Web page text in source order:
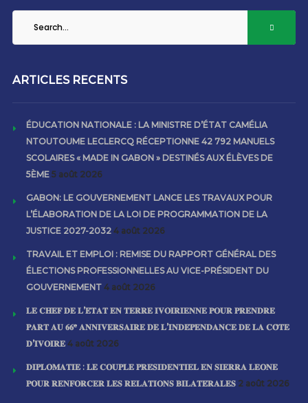
ARTICLES RECENTS
ÉDUCATION NATIONALE : LA MINISTRE D’ÉTAT CAMÉLIA
NTOUTOUME LECLERCQ RÉCEPTIONNE 42 792 MANUELS
SCOLAIRES « MADE IN GABON » DESTINÉS AUX ÉLÈVES DE
5ÈME 5 août 2026
GABON: LE GOUVERNEMENT LANCE LES TRAVAUX POUR
L’ÉLABORATION DE LA LOI DE PROGRAMMATION DE LA
JUSTICE 2027-2032 4 août 2026
TRAVAIL ET EMPLOI : REMISE DU RAPPORT GÉNÉRAL DES
ÉLECTIONS PROFESSIONNELLES AU VICE-PRÉSIDENT DU
GOUVERNEMENT 4 août 2026
𝐋𝐄 𝐂𝐇𝐄𝐅 𝐃𝐄 𝐋’𝐄́𝐓𝐀𝐓 𝐄𝐍 𝐓𝐄𝐑𝐑𝐄 𝐈𝐕𝐎𝐈𝐑𝐈𝐄𝐍𝐍𝐄 𝐏𝐎𝐔𝐑 𝐏𝐑𝐄𝐍𝐃𝐑𝐄
𝐏𝐀𝐑𝐓 𝐀𝐔 𝟔𝟔ᵉ 𝐀𝐍𝐍𝐈𝐕𝐄𝐑𝐒𝐀𝐈𝐑𝐄 𝐃𝐄 𝐋’𝐈𝐍𝐃𝐄́𝐏𝐄𝐍𝐃𝐀𝐍𝐂𝐄 𝐃𝐄 𝐋𝐀 𝐂𝐎̂𝐓𝐄
𝐃’𝐈𝐕𝐎𝐈𝐑𝐄 4 août 2026
𝐃𝐈𝐏𝐋𝐎𝐌𝐀𝐓𝐈𝐄 : 𝐋𝐄 𝐂𝐎𝐔𝐏𝐋𝐄 𝐏𝐑𝐄́𝐒𝐈𝐃𝐄𝐍𝐓𝐈𝐄𝐋 𝐄𝐍 𝐒𝐈𝐄𝐑𝐑𝐀 𝐋𝐄𝐎𝐍𝐄
𝐏𝐎𝐔𝐑 𝐑𝐄𝐍𝐅𝐎𝐑𝐂𝐄𝐑 𝐋𝐄𝐒 𝐑𝐄𝐋𝐀𝐓𝐈𝐎𝐍𝐒 𝐁𝐈𝐋𝐀𝐓𝐄́𝐑𝐀𝐋𝐄𝐒 2 août 2026